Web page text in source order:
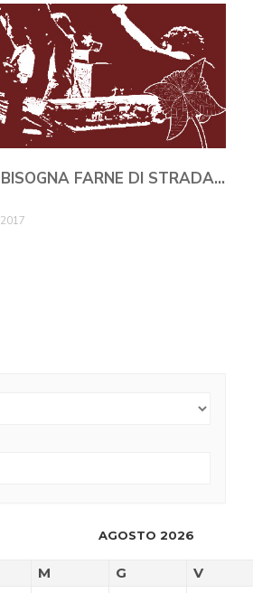
FARNE DI STRADA…
AGOSTO 2026
M G V